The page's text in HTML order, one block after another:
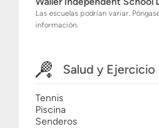
Las escuelas podrían variar.
información.
Salud y Ejercicio
Tennis
Piscina
Senderos